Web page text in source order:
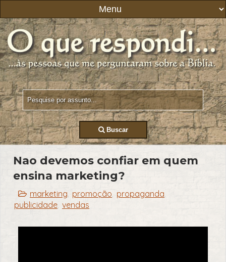
Buscar
Nao devemos confiar em quem
ensina marketing?
marketing, promoção, propaganda,
publicidade, vendas